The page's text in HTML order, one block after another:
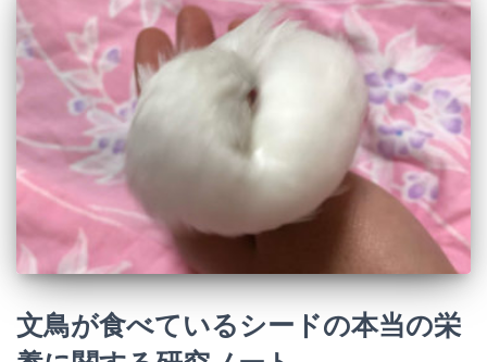
文鳥が食べているシードの本当の栄